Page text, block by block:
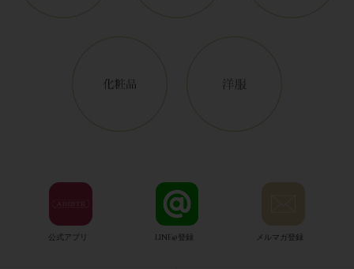
公式アプリ LINE@登録 メルマガ登録